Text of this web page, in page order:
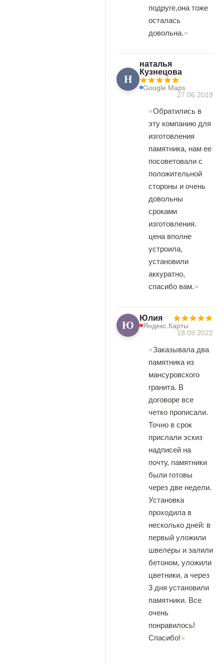
подруге,она тоже
осталась
довольна.
Н
наталья
Кузнецова
Google Maps
27.06.2019
Обратились в
эту компанию для
изготовления
памятника, нам ее
посоветовали с
положительной
стороны и очень
довольны
сроками
изготовления.
цена вполне
устроила,
установили
аккуратно,
спасибо вам.
Ю Юлия
Яндекс.Карты
18.09.2022
Заказывала два
памятника из
мансуровского
гранита. В
договоре все
четко прописали.
Точно в срок
прислали эскиз
надписей на
почту, памятники
были готовы
через две недели.
Установка
проходила в
несколько дней: в
первый уложили
швелеры и залили
бетоном, уложили
цветники, а через
3 дня установили
памятники. Все
очень
понравилось!
Спасибо!